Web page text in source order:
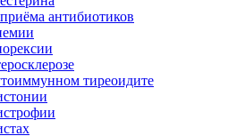
антибиотиков
тиреоидите